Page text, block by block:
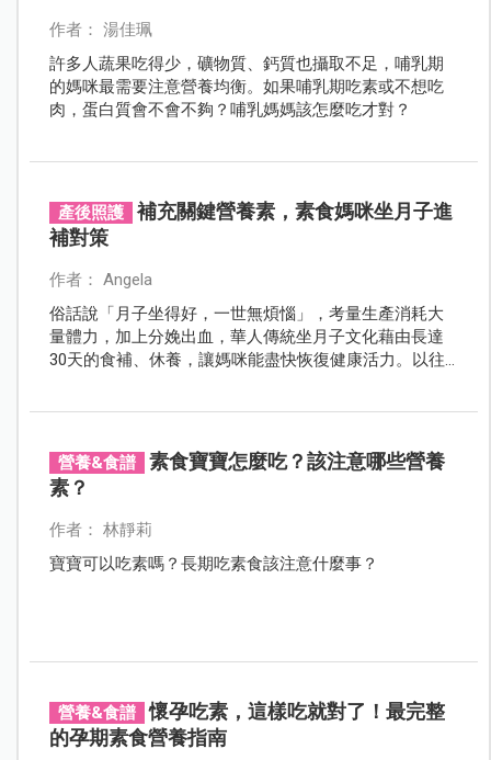
作者： 湯佳珮
許多人蔬果吃得少，礦物質、鈣質也攝取不足，哺乳期
的媽咪最需要注意營養均衡。如果哺乳期吃素或不想吃
肉，蛋白質會不會不夠？哺乳媽媽該怎麼吃才對？
產後照護
補充關鍵營養素，素食媽咪坐月子進
補對策
作者： Angela
俗話說「月子坐得好，一世無煩惱」，考量生產消耗大
量體力，加上分娩出血，華人傳統坐月子文化藉由長達
30天的食補、休養，讓媽咪能盡快恢復健康活力。以往
營養&食譜
素食寶寶怎麼吃？該注意哪些營養
素？
作者： 林靜莉
寶寶可以吃素嗎？長期吃素食該注意什麼事？
營養&食譜
懷孕吃素，這樣吃就對了！最完整
的孕期素食營養指南